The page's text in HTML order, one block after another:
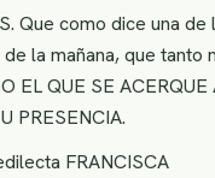
Que como dice una de
la mañana, que tanto
EL QUE SE ACERQUE
PRESENCIA.
FRANCISCA